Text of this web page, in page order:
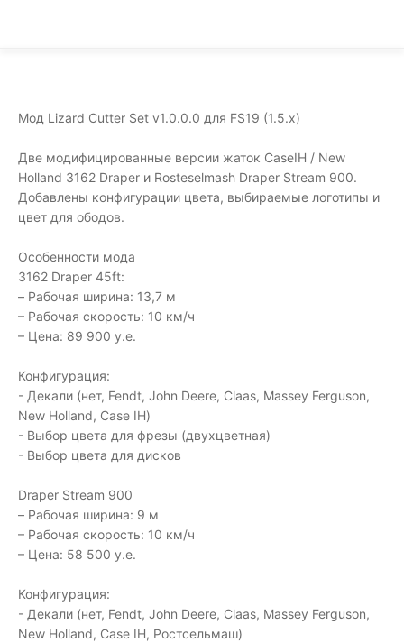
Мод Lizard Cutter Set v1.0.0.0 для FS19 (1.5.x)
Две модифицированные версии жаток CaseIH / New
Holland 3162 Draper и Rosteselmash Draper Stream 900.
Добавлены конфигурации цвета, выбираемые логотипы и
цвет для ободов.
Особенности мода
3162 Draper 45ft:
– Рабочая ширина: 13,7 м
– Рабочая скорость: 10 км/ч
– Цена: 89 900 у.е.
Конфигурация:
- Декали (нет, Fendt, John Deere, Claas, Massey Ferguson,
New Holland, Case IH)
- Выбор цвета для фрезы (двухцветная)
- Выбор цвета для дисков
Draper Stream 900
– Рабочая ширина: 9 м
– Рабочая скорость: 10 км/ч
– Цена: 58 500 у.е.
Конфигурация:
- Декали (нет, Fendt, John Deere, Claas, Massey Ferguson,
New Holland, Case IH, Ростсельмаш)